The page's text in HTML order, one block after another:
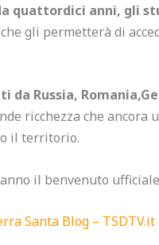
quattordici anni, gli
gli permetterà di
da Russia,
ricchezza che
il territorio.
il benvenuto
Santa Blog – TSDTV.it